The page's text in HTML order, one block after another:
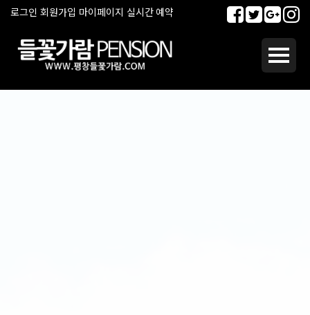
로그인 회원가입 마이페이지 실시간 예약